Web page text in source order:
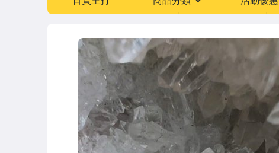
[全店] 粉絲專享